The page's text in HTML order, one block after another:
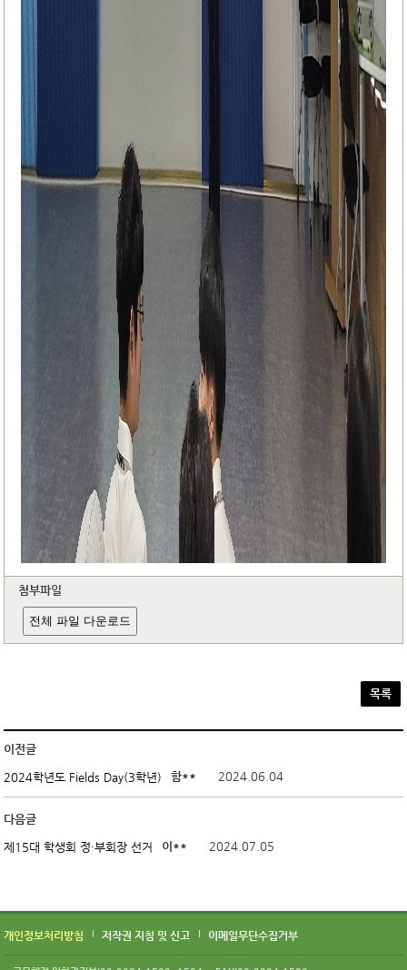
첨부파일
전체 파일 다운로드
목록
이전글
2024학년도 Fields Day(3학년) 함** 2024.06.04
다음글
제15대 학생회 정·부회장 선거 이** 2024.07.05
개인정보처리방침 저작권 지침 및 신고 이메일무단수집거부